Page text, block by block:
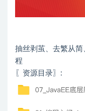
抽丝剥茧、去繁从简
程
〖资源目录〗: